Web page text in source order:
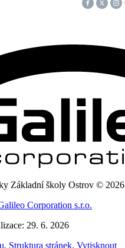
Základní školy Ostrov © 2026
Corporation s.r.o.
29. 6. 2026
, Struktura stránek, Vytisknout